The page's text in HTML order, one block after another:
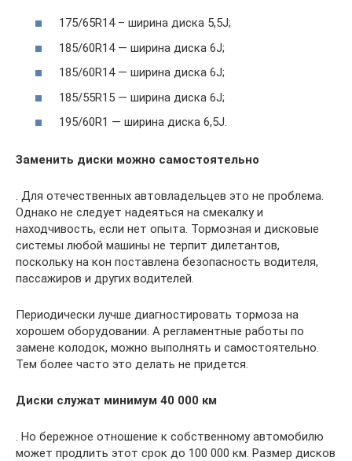
175/65R14 – ширина диска 5,5J;
185/60R14 — ширина диска 6J;
185/60R14 — ширина диска 6J;
185/55R15 — ширина диска 6J;
195/60R1 — ширина диска 6,5J.
Заменить диски можно самостоятельно
. Для отечественных автовладельцев это не проблема.
Однако не следует надеяться на смекалку и
находчивость, если нет опыта. Тормозная и дисковые
системы любой машины не терпит дилетантов,
поскольку на кон поставлена безопасность водителя,
пассажиров и других водителей.
Периодически лучше диагностировать тормоза на
хорошем оборудовании. А регламентные работы по
замене колодок, можно выполнять и самостоятельно.
Тем более часто это делать не придется.
Диски служат минимум 40 000 км
. Но бережное отношение к собственному автомобилю
может продлить этот срок до 100 000 км. Размер дисков